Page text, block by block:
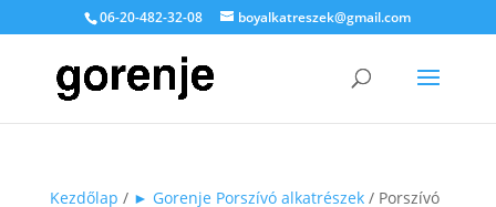
06-20-482-32-08 boyalkatreszek@gmail.com
Kezdőlap / ► Gorenje Porszívó alkatrészek/ Porszívó